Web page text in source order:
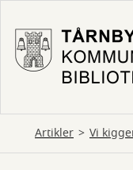
hovedindhold
Artikler Vi